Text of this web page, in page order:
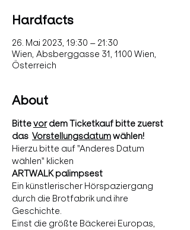
Hardfacts
26. Mai 2023, 19:30 – 21:30
Wien, Absberggasse 31, 1100 Wien,
Österreich
About
Bitte vor dem Ticketkauf bitte zuerst
das Vorstellungsdatum wählen!
Hierzu bitte auf "Anderes Datum
wählen" klicken
Ein künstlerischer Hörspaziergang
durch die Brotfabrik und ihre
Geschichte.
Einst die größte Bäckerei Europas,